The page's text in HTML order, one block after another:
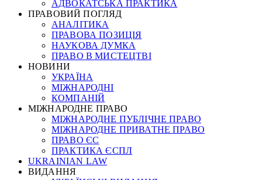
АДВОКАТСЬКА ПРАКТИКА
ПРАВОВИЙ ПОГЛЯД
АНАЛІТИКА
ПРАВОВА ПОЗИЦІЯ
НАУКОВА ДУМКА
ПРАВО В МИСТЕЦТВІ
НОВИНИ
УКРАЇНА
МІЖНАРОДНІ
КОМПАНІЙ
МІЖНАРОДНЕ ПРАВО
МІЖНАРОДНЕ ПУБЛІЧНЕ ПРАВО
МІЖНАРОДНЕ ПРИВАТНЕ ПРАВО
ПРАВО ЄС
ПРАКТИКА ЄСПЛ
UKRAINIAN LAW
ВИДАННЯ